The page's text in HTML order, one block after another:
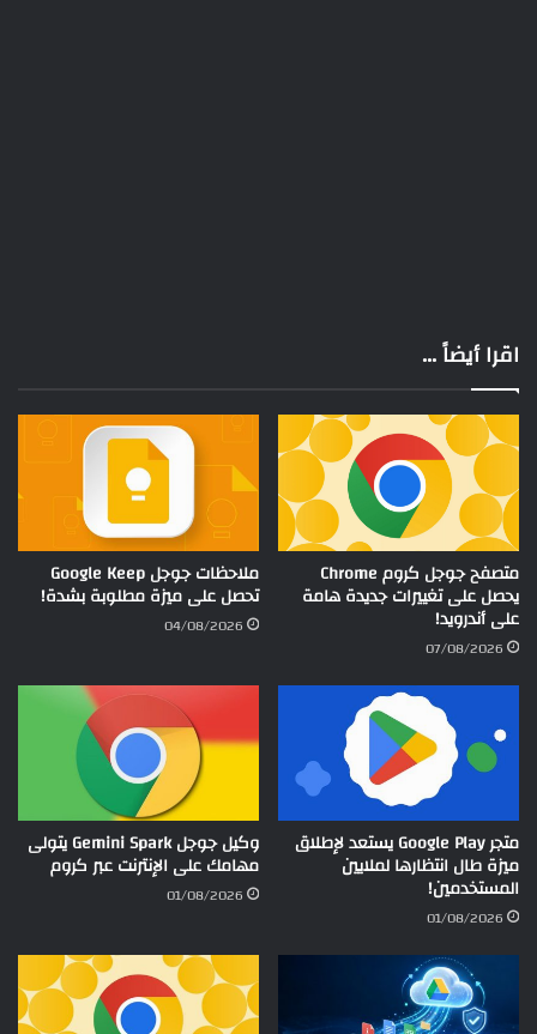
اقرا أيضاً ...
متصفح جوجل كروم Chrome
يحصل على تغييرات جديدة هامة
على أندرويد!
07/08/2026
ملاحظات جوجل Google Keep
تحصل على ميزة مطلوبة بشدة!
04/08/2026
متجر Google Play يستعد لإطلاق
ميزة طال انتظارها لملايين
المستخدمين!
01/08/2026
وكيل جوجل Gemini Spark يتولى
مهامك على الإنترنت عبر كروم
01/08/2026